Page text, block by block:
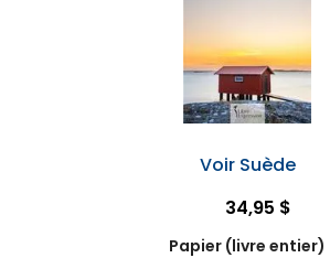
Voir Suède
34,95 $
Papier (livre entier)